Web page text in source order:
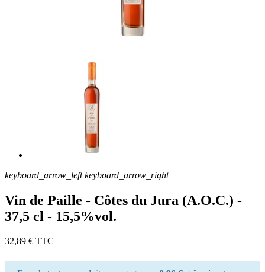
keyboard_arrow_left keyboard_arrow_right
Vin de Paille - Côtes du Jura (A.O.C.) -
37,5 cl - 15,5%vol.
32,89 € TTC